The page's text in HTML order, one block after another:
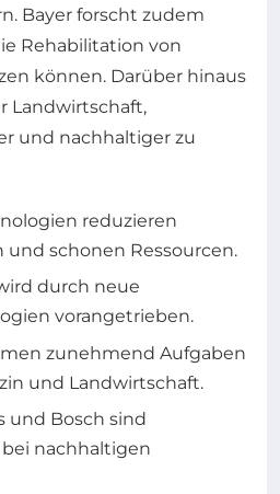
Bayer forscht zudem
Rehabilitation von
können. Darüber hinaus
Landwirtschaft,
und nachhaltiger zu
reduzieren
und schonen Ressourcen.
durch neue
vorangetrieben.
zunehmend Aufgaben
und Landwirtschaft.
und Bosch sind
nachhaltigen